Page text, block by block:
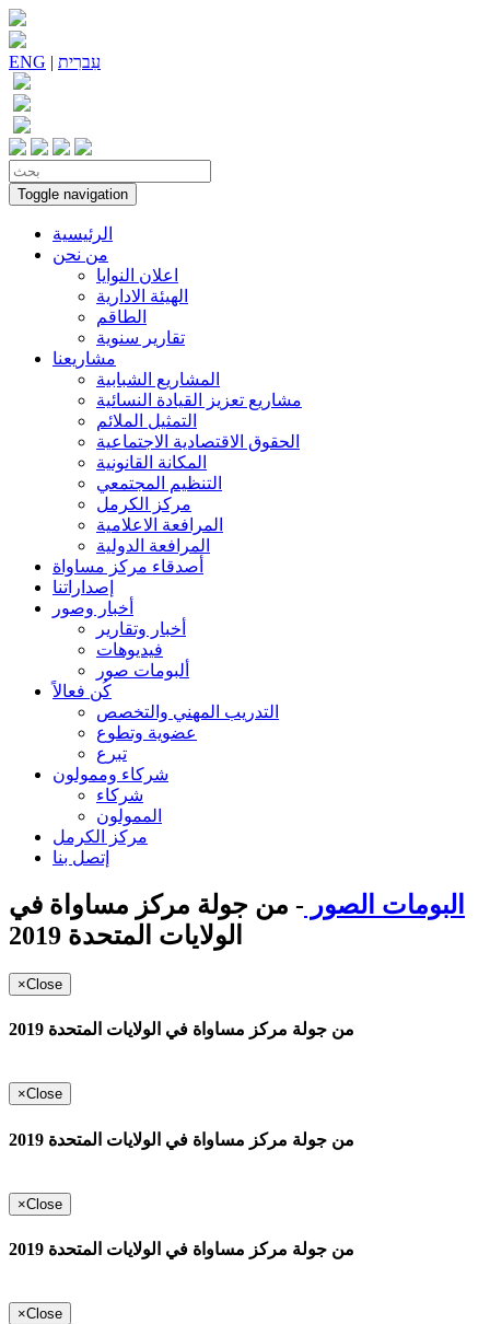
ENG | עִברִית
Toggle navigation
الرئيسية
من نحن
اعلان النوايا
الهيئة الادارية
الطاقم
تقارير سنوية
مشاريعنا
المشاريع الشبابية
مشاريع تعزيز القيادة النسائية
التمثيل الملائم
الحقوق الاقتصادية الاجتماعية
المكانة القانونية
التنظيم المجتمعي
مركز الكرمل
المرافعة الاعلامية
المرافعة الدولية
أصدقاء مركز مساواة
إصداراتنا
أخبار وصور
أخبار وتقارير
فيديوهات
ألبومات صور
كُن فعالاً
التدريب المهني والتخصص
عضوية وتطوع
تبرع
شركاء وممولون
شركاء
الممولون
مركز الكرمل
إتصل بنا
البومات الصور - من جولة مركز مساواة في
الولايات المتحدة 2019
×Close
من جولة مركز مساواة في الولايات المتحدة 2019
×Close
من جولة مركز مساواة في الولايات المتحدة 2019
×Close
من جولة مركز مساواة في الولايات المتحدة 2019
×Close